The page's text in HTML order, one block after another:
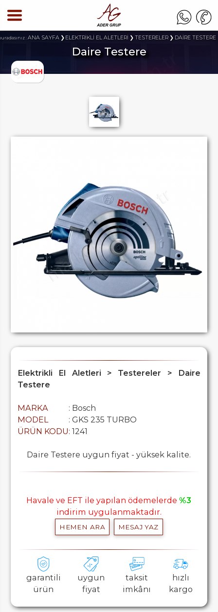
:ANA SAYFA ELEKTRİKLİ EL ALETLERİ TESTERELER DAİRE TESTERE
Daire Testere
Elektrikli El Aletleri > Testereler > Daire
Testere
MARKA
: Bosch
MODEL
: GKS 235 TURBO
ÜRÜN KODU: 1241
Daire Testere uygun fiyat - yüksek kalite.
Havale ve EFT ile yapılan ödemelerde%3
indirim uygulanmaktadır.
HEMEN ARA MESAJ YAZ
garantili
ürün
uygun
fiyat
taksit
imkânı
hızlı
kargo